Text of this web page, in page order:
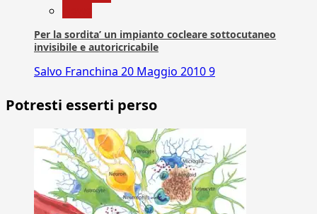
Per la sordita’ un impianto cocleare sottocutaneo
invisibile e autoricricabile
Salvo Franchina 20 Maggio 20109
Potresti esserti perso